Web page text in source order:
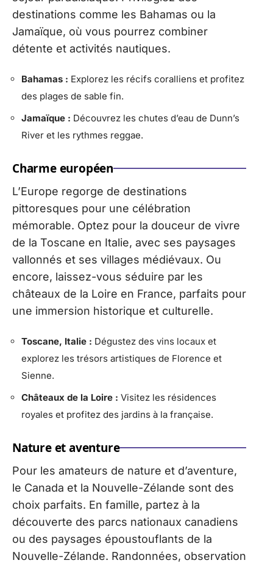
destinations comme les Bahamas ou la
Jamaïque, où vous pourrez combiner
détente et activités nautiques.
Bahamas : Explorez les récifs coralliens et profitez
des plages de sable fin.
Jamaïque : Découvrez les chutes d’eau de Dunn’s
River et les rythmes reggae.
Charme européen
L’Europe regorge de destinations
pittoresques pour une célébration
mémorable. Optez pour la douceur de vivre
de la Toscane en Italie, avec ses paysages
vallonnés et ses villages médiévaux. Ou
encore, laissez-vous séduire par les
châteaux de la Loire en France, parfaits pour
une immersion historique et culturelle.
Toscane, Italie : Dégustez des vins locaux et
explorez les trésors artistiques de Florence et
Sienne.
Châteaux de la Loire : Visitez les résidences
royales et profitez des jardins à la française.
Nature et aventure
Pour les amateurs de nature et d’aventure,
le Canada et la Nouvelle-Zélande sont des
choix parfaits. En famille, partez à la
découverte des parcs nationaux canadiens
ou des paysages époustouflants de la
Nouvelle-Zélande. Randonnées, observation